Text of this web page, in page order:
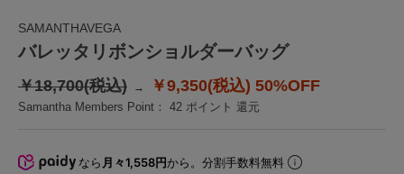
SAMANTHAVEGA
バレッタリボンショルダーバッグ
￥18,700(税込) ￥9,350(税込) 50%OFF
Samantha Members Point： 42 ポイント 還元
なら 月々1,558円から。分割手数料無料